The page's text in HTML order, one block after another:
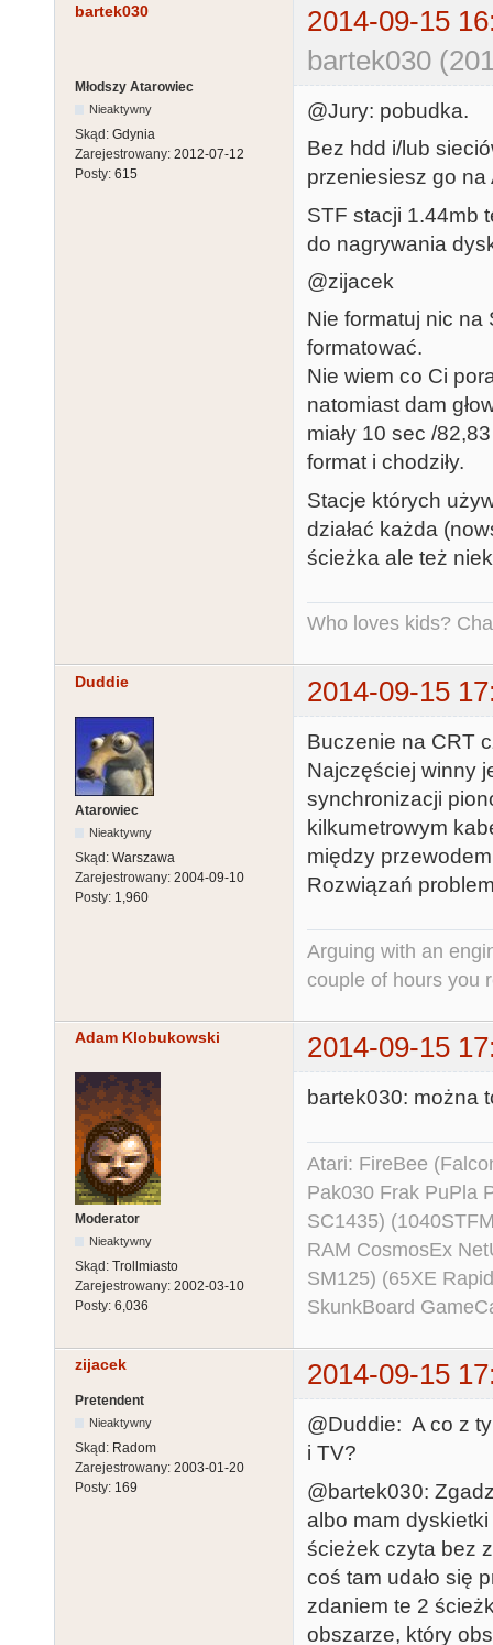
bartek030
2014-09-15
bartek030
Młodszy Atarowiec
Nieaktywny
Skąd: Gdynia
Zarejestrowany: 2012-07-12
Posty: 615
@Jury: pobudka.
Bez hdd i/lub
przeniesiesz go na
STF stacji 1.44mb
do nagrywania
@zijacek
Nie formatuj nic na
formatować.
Nie wiem co Ci
natomiast dam
miały 10 sec /
format i chodziły.
Stacje których
działać każda
ścieżka ale też
Who loves kids?
Duddie 2014-09-15
Atarowiec
Nieaktywny
Skąd: Warszawa
Zarejestrowany: 2004-09-10
Posty: 1,960
Buczenie na CRT
Najczęściej winny
synchronizacji
kilkumetrowym
między
Rozwiązań
Arguing with an
couple of hours you
Adam Klobukowski 2014-09-15
Moderator
Nieaktywny
Skąd: Trollmiasto
Zarejestrowany: 2002-03-10
Posty: 6,036
bartek030: można
Atari: FireBee
Pak030 Frak PuPla
SC1435)
RAM CosmosEx
SM125) (65XE
SkunkBoard
zijacek 2014-09-15
Pretendent
Nieaktywny
Skąd: Radom
Zarejestrowany: 2003-01-20
Posty: 169
@Duddie: A co z
i TV?
@bartek030:
albo mam
ścieżek czyta bez
coś tam udało się
zdaniem te 2
obszarze, który